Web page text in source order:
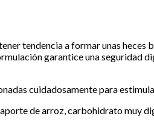
tendencia a formar unas heces
garantice una seguridad
cuidadosamente para
de arroz, carbohidrato muy